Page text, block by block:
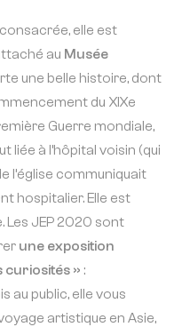
elle est
au Musée
une belle histoire, dont
du XIXe
Guerre mondiale,
liée à l’hôpital voisin (qui
l’église communiquait
hospitalier. Elle est
Les JEP 2020 sont
une exposition
curiosités » :
au public, elle vous
artistique en Asie,